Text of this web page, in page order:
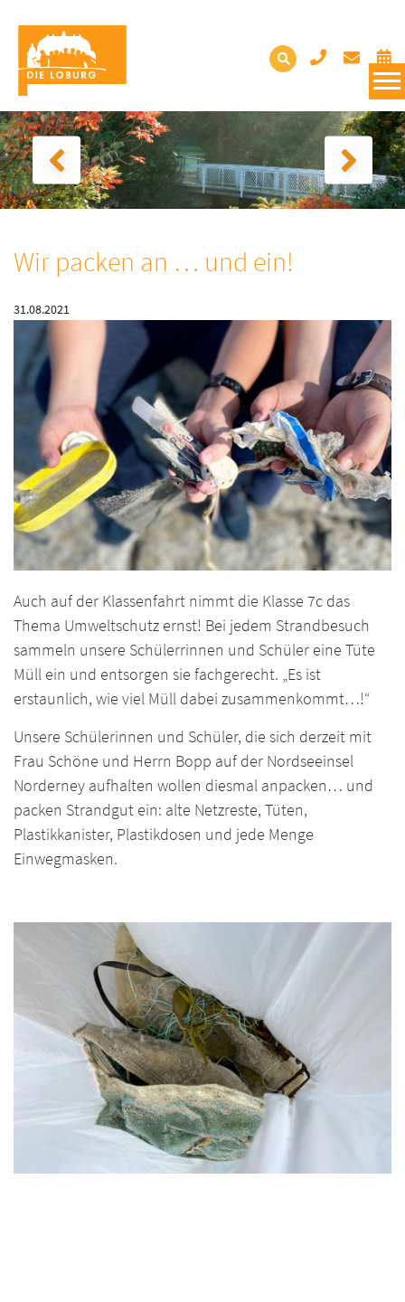
Wir packen an … und ein!
31.08.2021
Auch auf der Klassenfahrt nimmt die Klasse 7c das
Thema Umweltschutz ernst! Bei jedem Strandbesuch
sammeln unsere Schülerrinnen und Schüler eine Tüte
Müll ein und entsorgen sie fachgerecht. „Es ist
erstaunlich, wie viel Müll dabei zusammenkommt…!“
Unsere Schülerinnen und Schüler, die sich derzeit mit
Frau Schöne und Herrn Bopp auf der Nordseeinsel
Norderney aufhalten wollen diesmal anpacken… und
packen Strandgut ein: alte Netzreste, Tüten,
Plastikkanister, Plastikdosen und jede Menge
Einwegmasken.